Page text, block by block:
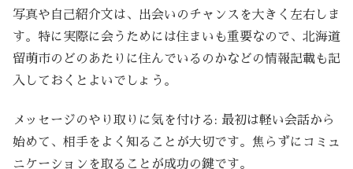
写真や自己紹介文は、出会いのチャンスを大きく左右しま
す。特に実際に会うためには住まいも重要なので、北海道
留萌市のどのあたりに住んでいるのかなどの情報記載も記
入しておくとよいでしょう。
メッセージのやり取りに気を付ける: 最初は軽い会話から
始めて、相手をよく知ることが大切です。焦らずにコミュ
ニケーションを取ることが成功の鍵です。